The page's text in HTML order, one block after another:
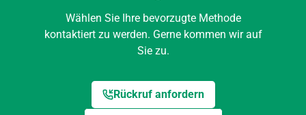
Wählen Sie Ihre bevorzugte Methode
kontaktiert zu werden. Gerne kommen wir auf
Sie zu.
Rückruf anfordern
Telefonnummer *
Kompakte Zusatzinfos zum Thema Wunde und
Praxis, max. 2×/Monat
Ich stimme zu, per E-Mail Informationen zu